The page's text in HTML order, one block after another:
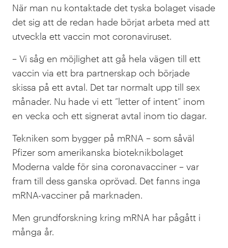
När man nu kontaktade det tyska bolaget visade
det sig att de redan hade börjat arbeta med att
utveckla ett vaccin mot coronaviruset.
– Vi såg en möjlighet att gå hela vägen till ett
vaccin via ett bra partnerskap och började
skissa på ett avtal. Det tar normalt upp till sex
månader. Nu hade vi ett ”letter of intent” inom
en vecka och ett signerat avtal inom tio dagar.
Tekniken som bygger på mRNA – som såväl
Pfizer som amerikanska bioteknikbolaget
Moderna valde för sina coronavacciner – var
fram till dess ganska oprövad. Det fanns inga
mRNA-vacciner på marknaden.
Men grundforskning kring mRNA har pågått i
många år.